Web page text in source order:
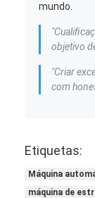
mundo.
objetivo
"Criar
com
Etiquetas:
Máquina
máquina de